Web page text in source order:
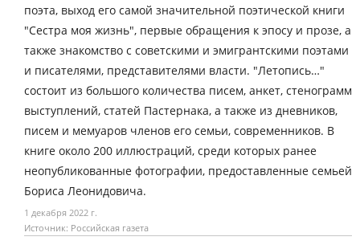
поэта, выход его самой значительной поэтической книги
"Сестра моя жизнь", первые обращения к эпосу и прозе, а
также знакомство с советскими и эмигрантскими поэтами
и писателями, представителями власти. "Летопись…"
состоит из большого количества писем, анкет, стенограмм
выступлений, статей Пастернака, а также из дневников,
писем и мемуаров членов его семьи, современников. В
книге около 200 иллюстраций, среди которых ранее
неопубликованные фотографии, предоставленные семьей
Бориса Леонидовича.
1 декабря 2022 г.
Источник: Российская газета